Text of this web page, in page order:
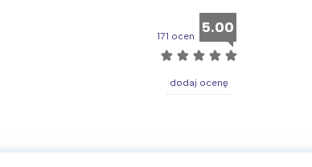
171 ocen 5.00
☆ ☆ ☆ ☆ ☆
dodaj ocenę